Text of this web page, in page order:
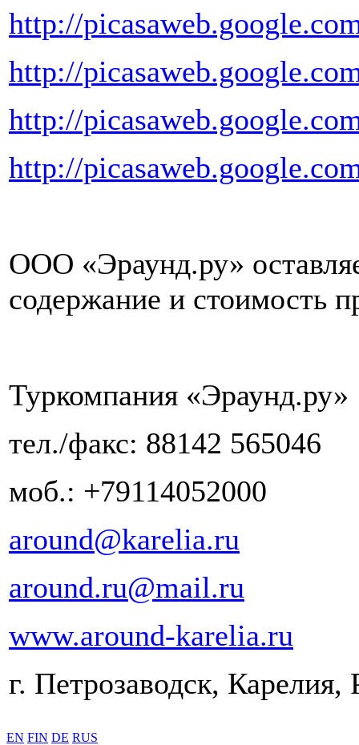
http://
http://
http://
http://
ООО «Эраунд.ру»
содержание и стоимость
Туркомпания «Эраунд.ру»
тел./факс: 88142 565046
моб.: +79114052000
around@karelia.ru
around.ru@mail.ru
www.around-karelia.ru
г. Петрозаводск, Карелия,
EN FIN DE RUS